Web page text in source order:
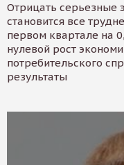
Отрицать серьезные
становится все
первом квартале на
нулевой рост
потребительского
результаты